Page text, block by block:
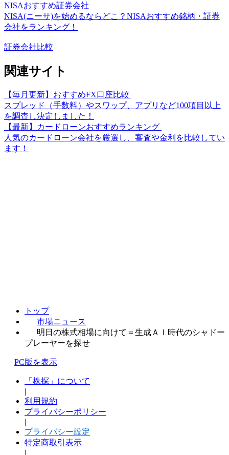
NISAおすすめ証券会社
NISA(ニーサ)を始めるならどこ？NISAおすすめ銘柄・証券
会社をランキング！
証券会社比較
関連サイト
【毎月更新】おすすめFX口座比較
スプレッド（手数料）やスワップ、アプリなど100項目以上
を調査し決定しました！
【最新】カードローンおすすめランキング
人気のカードローン会社を厳選し、審査や金利を比較してい
ます！
トップ
市場ニュース
明日の株式相場に向けて＝生成ＡＩ時代のシャドー
プレーヤーを探せ
PC版を表示
「株探」について
|
利用規約
プライバシーポリシー
|
プライバシー設定
特定商取引表示
|